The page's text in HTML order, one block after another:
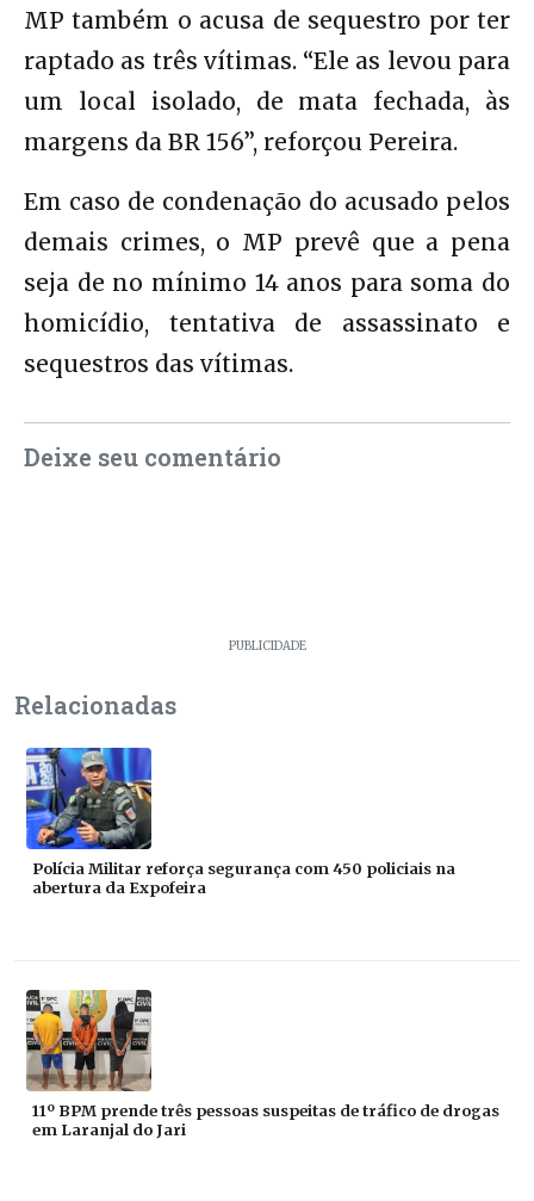
MP também o acusa de sequestro por ter
raptado as três vítimas. “Ele as levou para
um local isolado, de mata fechada, às
margens da BR 156”, reforçou Pereira.
Em caso de condenação do acusado pelos
demais crimes, o MP prevê que a pena
seja de no mínimo 14 anos para soma do
homicídio, tentativa de assassinato e
sequestros das vítimas.
Deixe seu comentário
PUBLICIDADE
Relacionadas
Polícia Militar reforça segurança com 450 policiais na
abertura da Expofeira
11º BPM prende três pessoas suspeitas de tráfico de drogas
em Laranjal do Jari